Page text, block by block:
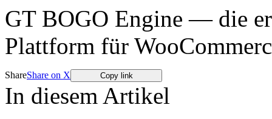
GT BOGO Engine — die
Plattform für
ShareShare on X Copy link
In diesem Artikel